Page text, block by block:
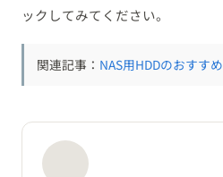
ックしてみてください。
関連記事： NAS用HDDのおすすめ